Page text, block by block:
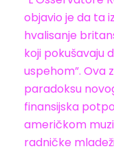
objavio je da ta
hvalisanje
koji pokušavaju
uspehom”. Ova
paradoksu
finansijska
američkom
radničke